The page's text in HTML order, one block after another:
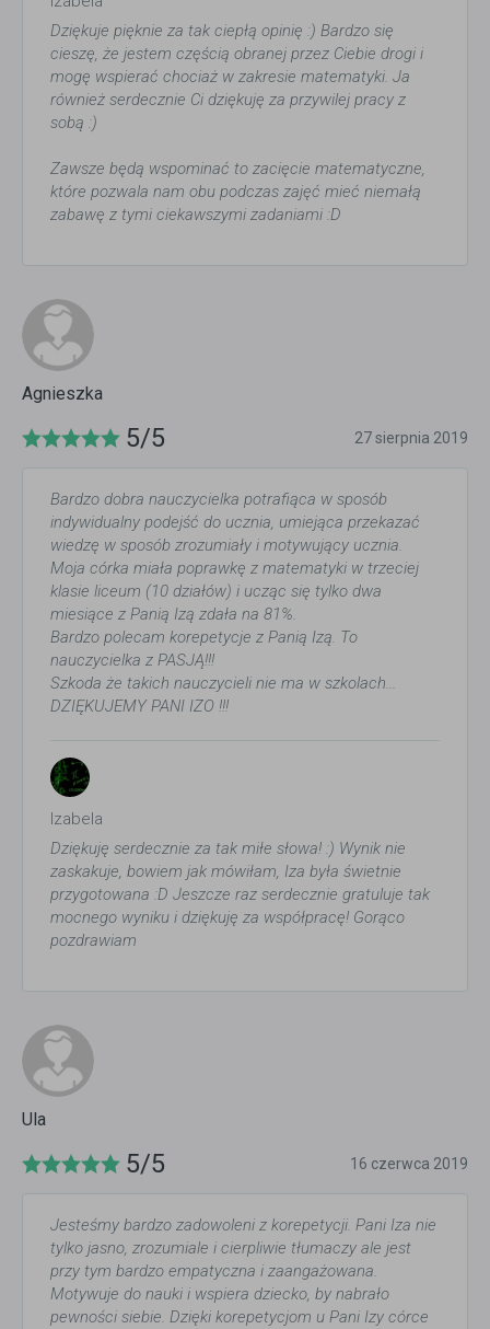
Dziękuje pięknie za tak ciepłą opinię :) Bardzo się
cieszę, że jestem częścią obranej przez Ciebie drogi i
mogę wspierać chociaż w zakresie matematyki. Ja
również serdecznie Ci dziękuję za przywilej pracy z
sobą :)
Zawsze będą wspominać to zacięcie matematyczne,
które pozwala nam obu podczas zajęć mieć niemałą
zabawę z tymi ciekawszymi zadaniami :D
Agnieszka
5/5 27 sierpnia 2019
Bardzo dobra nauczycielka potrafiąca w sposób
indywidualny podejść do ucznia, umiejąca przekazać
wiedzę w sposób zrozumiały i motywujący ucznia.
Moja córka miała poprawkę z matematyki w trzeciej
klasie liceum (10 działów) i ucząc się tylko dwa
miesiące z Panią Izą zdała na 81%.
Bardzo polecam korepetycje z Panią Izą. To
nauczycielka z PASJĄ!!!
Szkoda że takich nauczycieli nie ma w szkolach...
DZIĘKUJEMY PANI IZO !!!
Izabela
Dziękuję serdecznie za tak miłe słowa! :) Wynik nie
zaskakuje, bowiem jak mówiłam, Iza była świetnie
przygotowana :D Jeszcze raz serdecznie gratuluje tak
mocnego wyniku i dziękuję za współpracę! Gorąco
pozdrawiam
Ula
5/5 16 czerwca 2019
Jesteśmy bardzo zadowoleni z korepetycji. Pani Iza nie
tylko jasno, zrozumiale i cierpliwie tłumaczy ale jest
przy tym bardzo empatyczna i zaangażowana.
Motywuje do nauki i wspiera dziecko, by nabrało
pewności siebie. Dzięki korepetycjom u Pani Izy córce